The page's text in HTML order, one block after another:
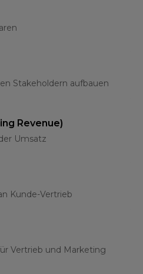
Stakeholdern aufbauen
Revenue)
Umsatz
Kunde-Vertrieb
Vertrieb und Marketing